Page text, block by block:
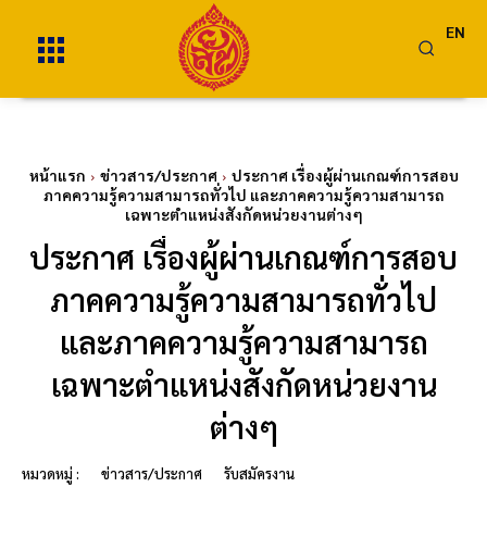
EN
หน้าแรก ข่าวสาร/ประกาศ
ประกาศ เรื่องผู้ผ่านเกณฑ์การสอบ
ภาคความรู้ความสามารถทั่วไป และภาคความรู้ความสามารถ
เฉพาะตำแหน่งสังกัดหน่วยงานต่างๆ
ประกาศ เรื่องผู้ผ่านเกณฑ์การสอบ
ภาคความรู้ความสามารถทั่วไป
และภาคความรู้ความสามารถ
เฉพาะตำแหน่งสังกัดหน่วยงาน
ต่างๆ
หมวดหมู่ : ข่าวสาร/ประกาศ รับสมัครงาน